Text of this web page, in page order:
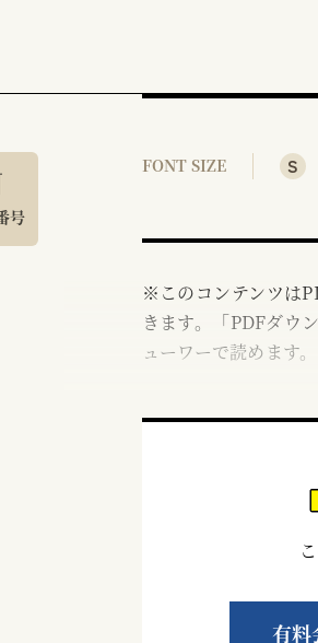
号
FONT SIZE S
※このコンテンツは
きます。「PDFダウ
ューワーで読めます。
有